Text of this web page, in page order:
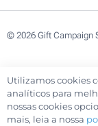
© 2026 Gift Campaign
Utilizamos cookies
analíticos para
nossas cookies
mais, leia a nossa